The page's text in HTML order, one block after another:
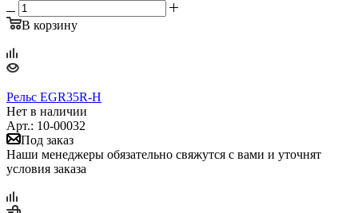
В корзину
Рельс EGR35R-H
Нет в наличии
Арт.: 10-00032
Под заказ
Наши менеджеры обязательно свяжутся с вами и уточнят
условия заказа